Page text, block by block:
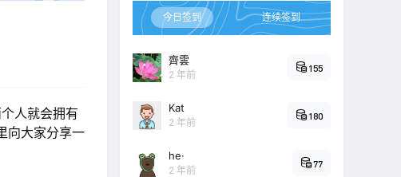
人就会拥有
向大家分享一
今日签到 连续签到
齊雲
2 年前
155
Kat
2 年前
180
he·
2 年前
77